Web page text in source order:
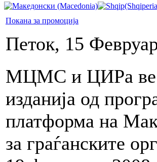
Покана за промоција
Петок, 15
МЦМС и ЦИРа ве
изданија од
платформа на
за граѓанските